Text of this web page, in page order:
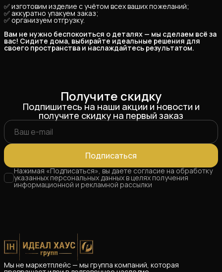
✅ изготовим изделие с учётом всех ваших пожеланий;
✅ аккуратно упакуем заказ;
✅ организуем отгрузку.
Вам не нужно беспокоиться о деталях — мы сделаем всё за
вас! Сидите дома, выбирайте идеальные решения для
своего пространства и наслаждайтесь результатом.
Получите скидку
Подпишитесь на наши акции и новости и
получите скидку на первый заказ
Подписаться
Нажимая «Подписаться», вы даете согласие на обработку
указанных персональных данных в целях получения
информационной и рекламной рассылки
Мы не маркетплейс — мы группа компаний, которая